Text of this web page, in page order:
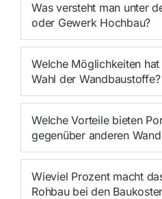
Was versteht man unter
oder Gewerk Hochbau?
Welche Möglich­keiten
Wahl der Wandbaustoffe?
Welche Vorteile bieten
gegenüber anderen
Wieviel Prozent macht
Rohbau bei den